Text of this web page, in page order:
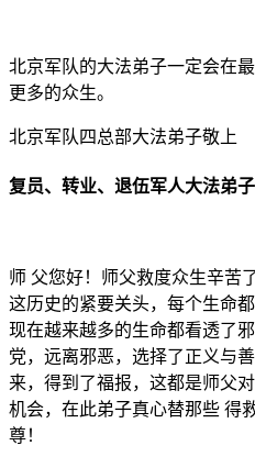
北京军队的大法弟子一定会在
更多的众生。
北京军队四总部大法弟子敬上
复员、转业、退伍军人大法弟
师 父您好！师父救度众生辛苦
这历史的紧要关头，每个生命
现在越来越多的生命都看透了
党，远离邪恶，选择了正义与
来，得到了福报，这都是师父
机会，在此弟子真心替那些 得
尊！